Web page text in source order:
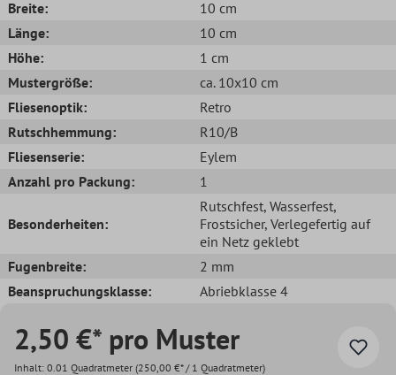
Breite:
10 cm
Länge:
10 cm
Höhe:
1 cm
Mustergröße:
ca. 10x10 cm
Fliesenoptik:
Retro
Rutschhemmung:
R10/B
Fliesenserie:
Eylem
Anzahl pro Packung:
1
Besonderheiten:
Rutschfest, Wasserfest,
Frostsicher, Verlegefertig auf
ein Netz geklebt
Fugenbreite:
2 mm
Beanspruchungsklasse:
Abriebklasse 4
2,50 €* pro Muster
Inhalt: 0.01 Quadratmeter (250,00 €* / 1 Quadratmeter)